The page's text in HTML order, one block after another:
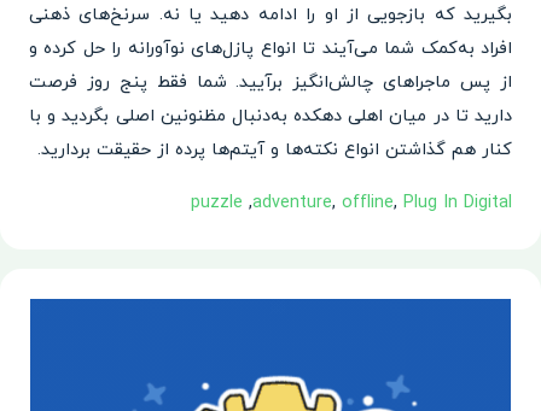
بگیرید که بازجویی از او را ادامه دهید یا نه. سرنخ‌های ذهنی
افراد به‌کمک شما می‌آیند تا انواع پازل‌های نوآورانه را حل کرده و
از پس ماجراهای چالش‌انگیز برآیید. شما فقط پنج روز فرصت
دارید تا در میان اهلی دهکده به‌دنبال مظنونین اصلی بگردید و با
کنار هم گذاشتن انواع نکته‌ها و آیتم‌ها پرده از حقیقت بردارید.
adventure, offline, Plug In Digital‏
,
puzzle